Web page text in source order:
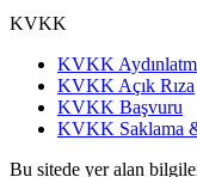
KVKK
KVKK
KVKK Açık Rıza
KVKK Başvuru
KVKK Saklama
Bu sitede yer alan